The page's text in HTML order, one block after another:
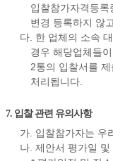
입찰참가자격등
변경 등록하지 않
다. 한 업체의 소속
경우 해당업체들
2통의 입찰서를
처리됩니다.
7. 입찰 관련 유의사항
가. 입찰참가자는 우
나. 제안서 평가일